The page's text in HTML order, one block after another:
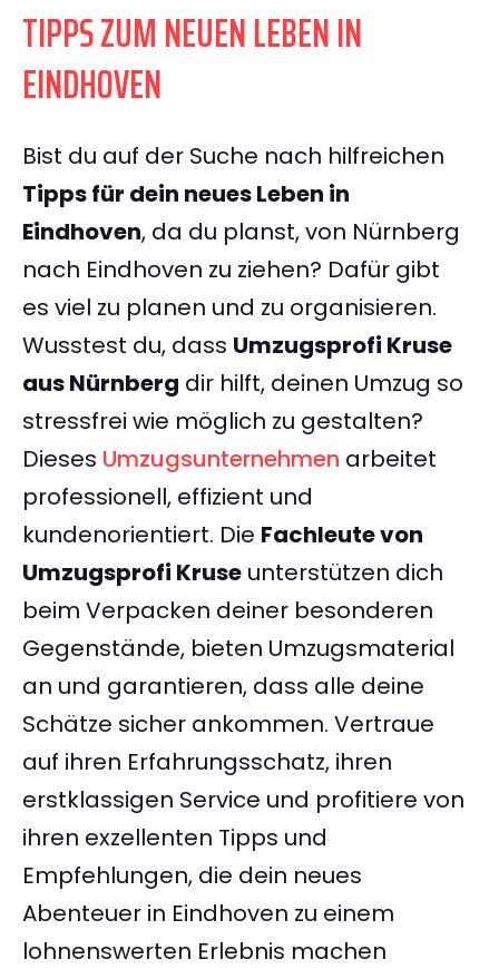
TIPPS ZUM NEUEN LEBEN IN
EINDHOVEN
Bist du auf der Suche nach hilfreichen
Tipps für dein neues Leben in
Eindhoven, da du planst, von Nürnberg
nach Eindhoven zu ziehen? Dafür gibt
es viel zu planen und zu organisieren.
Wusstest du, dass Umzugsprofi Kruse
aus Nürnberg dir hilft, deinen Umzug so
stressfrei wie möglich zu gestalten?
Dieses Umzugsunternehmen arbeitet
professionell, effizient und
kundenorientiert. Die Fachleute von
Umzugsprofi Kruse unterstützen dich
beim Verpacken deiner besonderen
Gegenstände, bieten Umzugsmaterial
an und garantieren, dass alle deine
Schätze sicher ankommen. Vertraue
auf ihren Erfahrungsschatz, ihren
erstklassigen Service und profitiere von
ihren exzellenten Tipps und
Empfehlungen, die dein neues
Abenteuer in Eindhoven zu einem
lohnenswerten Erlebnis machen